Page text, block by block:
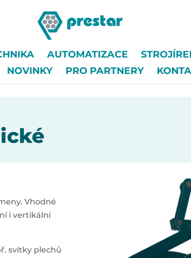
AUTOMATIZACE
NOVINKY PRO PARTNERY
Vhodné
i vertikální
svitky plechů